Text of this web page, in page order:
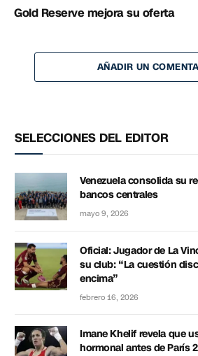
Gold Reserve mejora su oferta
AÑADIR UN
SELECCIONES DEL EDITOR
Venezuela consolida su
bancos centrales
mayo 9, 2026
Oficial: Jugador de La
su club: “La cuestión
encima”
febrero 16, 2026
Imane Khelif revela que
hormonal antes de París